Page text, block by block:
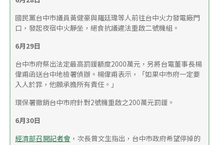
國民黨台中市議員黃健豪與羅廷瑋等人前往台中火力發電廠門
口，發起夜宿中火靜坐，絕食抗議違法重啟二號機組。
6月29日
台中市府祭出法定最高罰鍰額度2000萬元，另將台電董事長楊
偉甫函送台中地檢署偵辦。楊偉甫表示，「如果中市府一定要
入人於罪，他願承擔所有責任。」
環保署撤銷台中市府針對2號機重啟之200萬元罰鍰。
6月30日
經濟部召開記者會 ，次長曾文生指出，台中市政府希望停掉的